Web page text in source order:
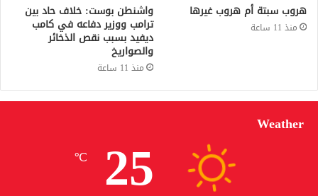
هروب سبتة أم هروب غيرها
منذ 11 ساعة
واشنطن بوست: خلاف حاد بين
ترامب ووزير دفاعه في كامب
ديفيد بسبب نقص الذخائر
والصواريخ
منذ 11 ساعة
Weather
25
℃